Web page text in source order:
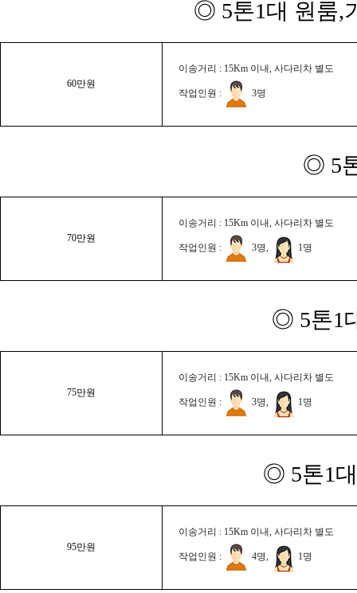
◎ 5톤1대 원룸,
60만원
이송거리 : 15Km 이내, 사다리차 별도
작업인원 : 3명
◎ 5
70만원
이송거리 : 15Km 이내, 사다리차 별도
작업인원 : 3명, 1명
◎ 5톤1
75만원
이송거리 : 15Km 이내, 사다리차 별도
작업인원 : 3명, 1명
◎ 5톤1
95만원
이송거리 : 15Km 이내, 사다리차 별도
작업인원 : 4명, 1명